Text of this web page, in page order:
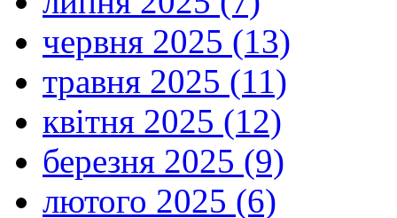
червня 2025 (13)
травня 2025 (11)
квітня 2025 (12)
березня 2025 (9)
лютого 2025 (6)